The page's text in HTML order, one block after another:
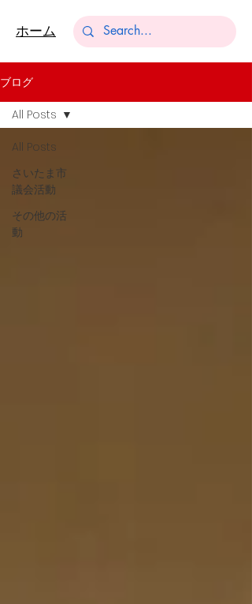
​ホーム
ブログ
All Posts
さいたま市
議会活動
その他の活
動
All Posts